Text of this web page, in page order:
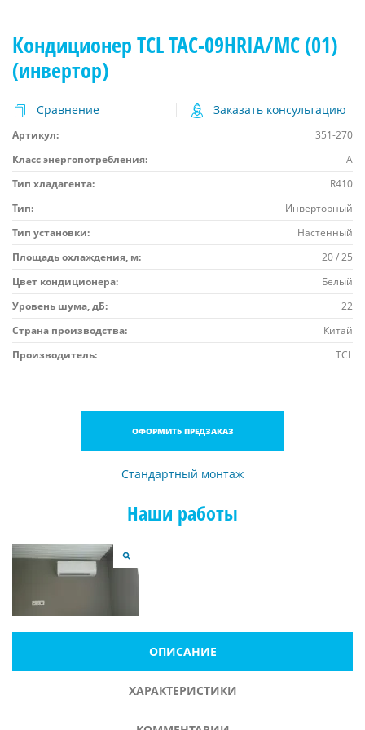
Кондиционер TCL TAC-09HRIA/MC (01)
(инвертор)
Сравнение Заказать консультацию
Артикул:
351-270
Класс энергопотребления:
A
Тип хладагента:
R410
Тип:
Инверторный
Тип установки:
Настенный
Площадь охлаждения, м:
20 / 25
Цвет кондиционера:
Белый
Уровень шума, дБ:
22
Страна производства:
Китай
Производитель:
TCL
ОФОРМИТЬ ПРЕДЗАКАЗ
Стандартный монтаж
Наши работы
ОПИСАНИЕ
ХАРАКТЕРИСТИКИ